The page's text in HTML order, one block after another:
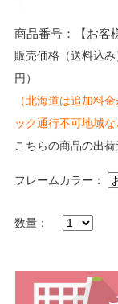
商品番号：【お客
販売価格（送料込み
円）
（北海道は追加料
ック通行不可地域
こちらの商品の出荷
フレームカラー：
数量：